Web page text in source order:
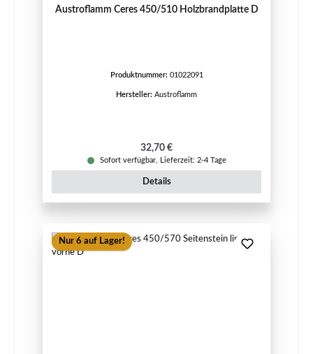
Austroflamm Ceres 450/510 Holzbrandplatte D
Produktnummer: 01022091
Hersteller: Austroflamm
Regulärer Preis:
32,70 €
Sofort verfügbar, Lieferzeit: 2-4 Tage
Details
Nur 6 auf Lager!